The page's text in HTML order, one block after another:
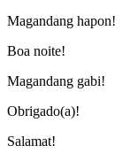
Magandang hapon!
Boa noite!
Magandang gabi!
Obrigado(a)!
Salamat!